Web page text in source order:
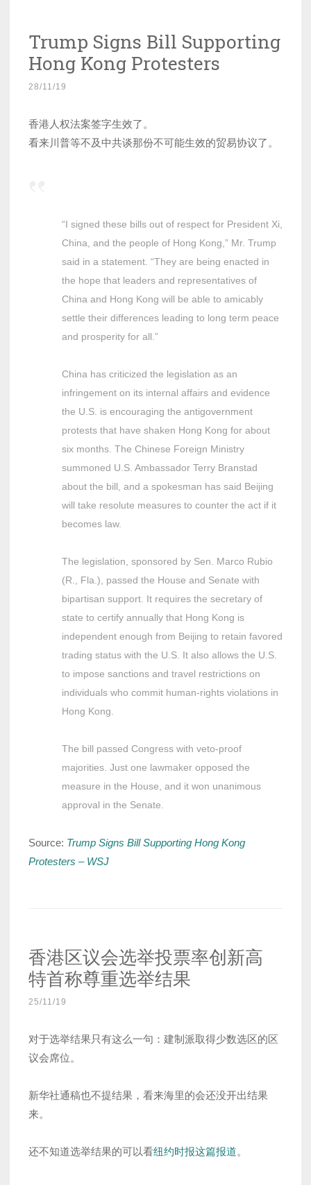
Trump Signs Bill Supporting
Hong Kong Protesters
28/11/19
香港人权法案签字生效了。
看来川普等不及中共谈那份不可能生效的贸易协议了。
“I signed these bills out of respect for President Xi,
China, and the people of Hong Kong,” Mr. Trump
said in a statement. “They are being enacted in
the hope that leaders and representatives of
China and Hong Kong will be able to amicably
settle their differences leading to long term peace
and prosperity for all.”
China has criticized the legislation as an
infringement on its internal affairs and evidence
the U.S. is encouraging the antigovernment
protests that have shaken Hong Kong for about
six months. The Chinese Foreign Ministry
summoned U.S. Ambassador Terry Branstad
about the bill, and a spokesman has said Beijing
will take resolute measures to counter the act if it
becomes law.
The legislation, sponsored by Sen. Marco Rubio
(R., Fla.), passed the House and Senate with
bipartisan support. It requires the secretary of
state to certify annually that Hong Kong is
independent enough from Beijing to retain favored
trading status with the U.S. It also allows the U.S.
to impose sanctions and travel restrictions on
individuals who commit human-rights violations in
Hong Kong.
The bill passed Congress with veto-proof
majorities. Just one lawmaker opposed the
measure in the House, and it won unanimous
approval in the Senate.
Source: Trump Signs Bill Supporting Hong Kong
Protesters – WSJ
香港区议会选举投票率创新高
特首称尊重选举结果
25/11/19
对于选举结果只有这么一句：建制派取得少数选区的区
议会席位。
新华社通稿也不提结果，看来海里的会还没开出结果
来。
还不知道选举结果的可以看纽约时报这篇报道。